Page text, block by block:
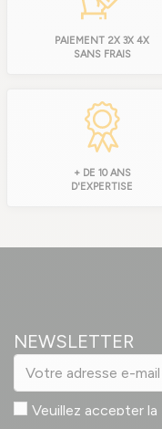
PAIEMENT 2X 3X 4X
SANS FRAIS
+ DE 10 ANS
D'EXPERTISE
NEWSLETTER
Veuillez accepter la